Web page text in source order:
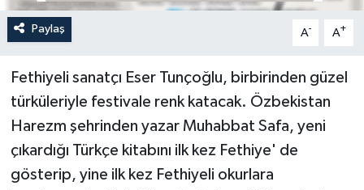
Paylaş A- A+
Fethiyeli sanatçı Eser Tunçoğlu, birbirinden güzel
türküleriyle festivale renk katacak. Özbekistan
Harezm şehrinden yazar Muhabbat Safa, yeni
çıkardığı Türkçe kitabını ilk kez Fethiye' de
gösterip, yine ilk kez Fethiyeli okurlara